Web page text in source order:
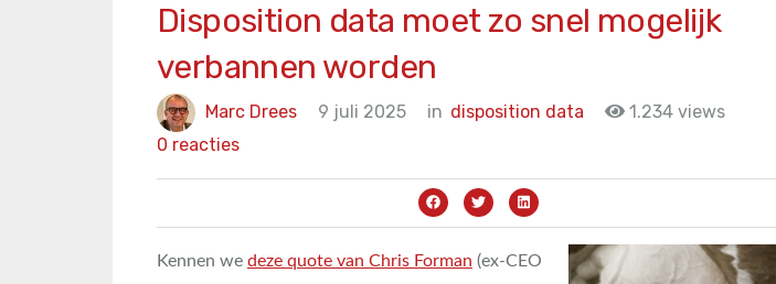
Disposition data moet zo snel mogelijk
verbannen worden
Marc Drees 9 juli 2025 in disposition data
1.234 views
0 reacties
Kennen we deze quote van Chris Forman (ex-CEO